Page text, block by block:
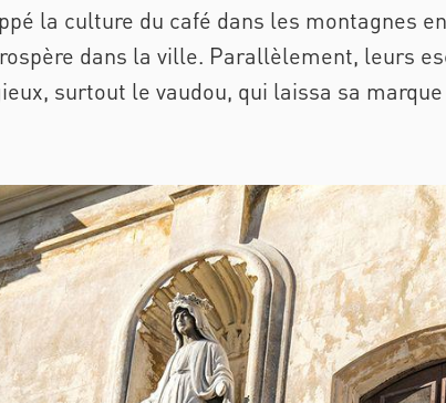
la culture du café dans les montagnes
dans la ville. Parallèlement, leurs
surtout le vaudou, qui laissa sa